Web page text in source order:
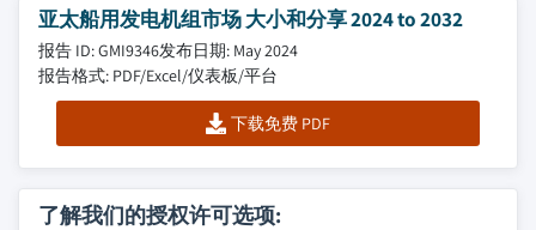
亚太船用发电机组市场 大小和分享 2024 to 2032
报告 ID: GMI9346发布日期: May 2024
报告格式: PDF/Excel/仪表板/平台
下载免费 PDF
了解我们的授权许可选项: